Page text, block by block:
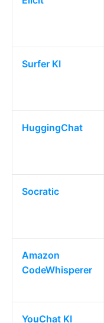
Surfer KI
HuggingChat
Socratic
Amazon
CodeWhisperer
YouChat KI